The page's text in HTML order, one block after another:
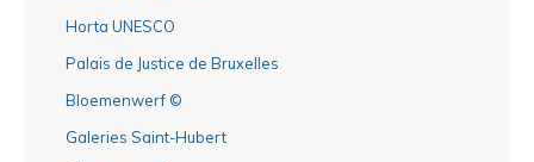
Horta UNESCO
Palais de Justice de Bruxelles
Bloemenwerf ©
Galeries Saint-Hubert